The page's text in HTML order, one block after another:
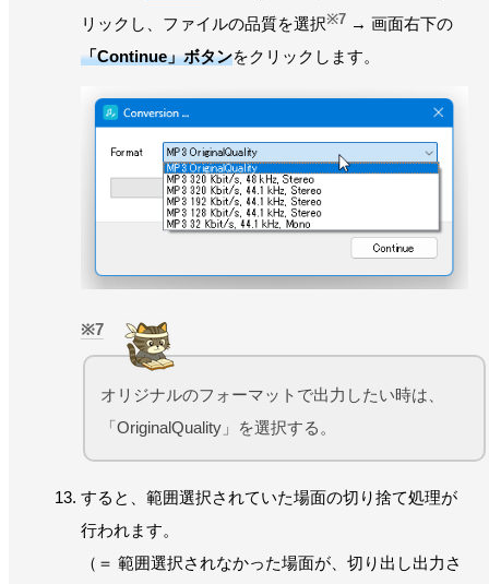
リックし、ファイルの品質を選択※7 → 画面右下の
「Continue」ボタンをクリックします。
7
オリジナルのフォーマットで出力したい時は、
「OriginalQuality」を選択する。
すると、範囲選択されていた場面の切り捨て処理が
行われます。
（＝ 範囲選択されなかった場面が、切り出し出力さ